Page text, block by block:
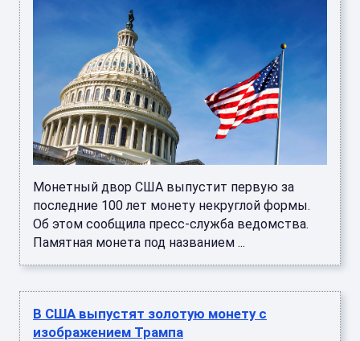
Монетный двор США выпустит первую за
последние 100 лет монету некруглой формы.
Об этом сообщила пресс-служба ведомства.
Памятная монета под названием ...
В США выпустят золотую монету с
изображением Трампа